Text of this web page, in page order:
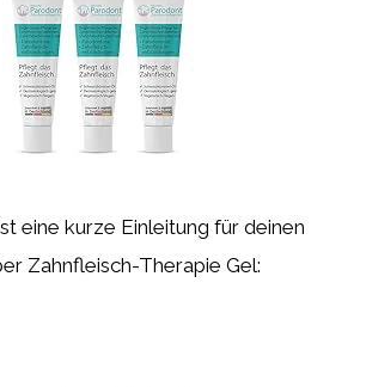
eine kurze Einleitung für deinen
Zahnfleisch-Therapie Gel: